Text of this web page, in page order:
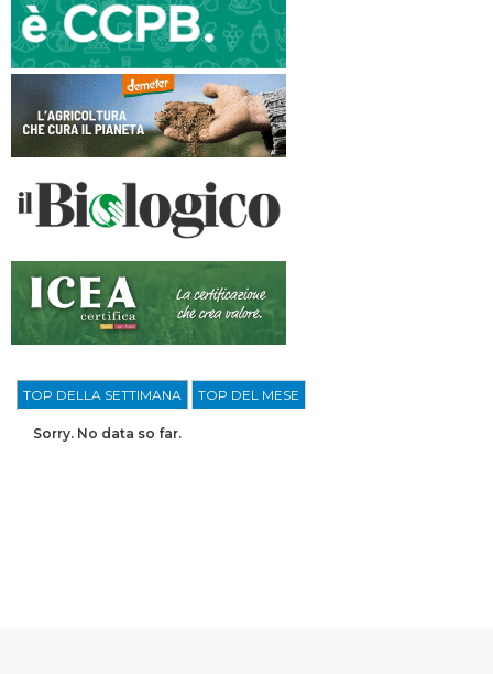
TOP DELLA SETTIMANA TOP DEL MESE
Sorry. No data so far.